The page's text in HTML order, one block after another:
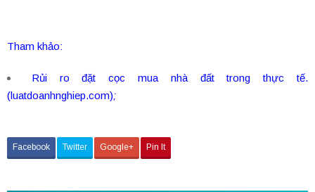
Tham khảo:
Rủi ro đặt cọc mua nhà đất trong thực tế.
(luatdoanhnghiep.com);
Facebook Twitter Google+ Pin It